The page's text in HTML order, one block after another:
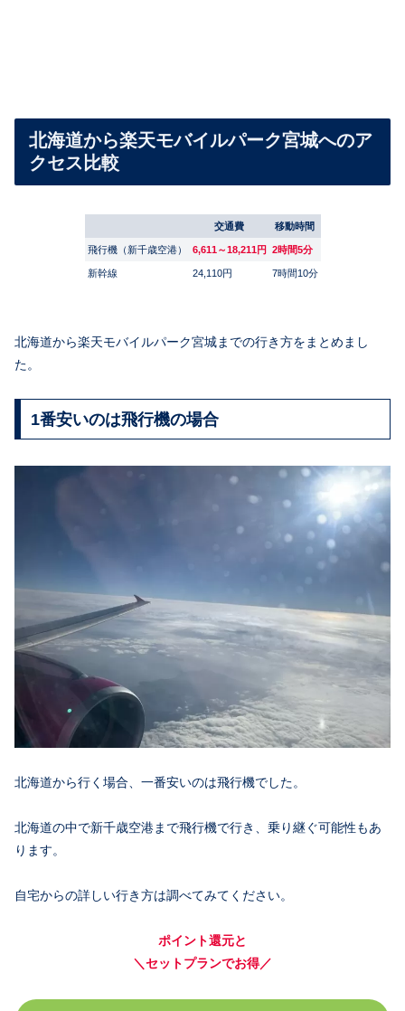
北海道から楽天モバイルパーク宮城へのア
クセス比較
交通費 移動時間
飛行機（新千歳空港） 6,611～18,211円 2時間5分
新幹線 24,110円 7時間10分
北海道から楽天モバイルパーク宮城までの行き方をまとめまし
た。
1番安いのは飛行機の場合
北海道から行く場合、一番安いのは飛行機でした。
北海道の中で新千歳空港まで飛行機で行き、乗り継ぐ可能性もあ
ります。
自宅からの詳しい行き方は調べてみてください。
ポイント還元と
＼セットプランでお得／